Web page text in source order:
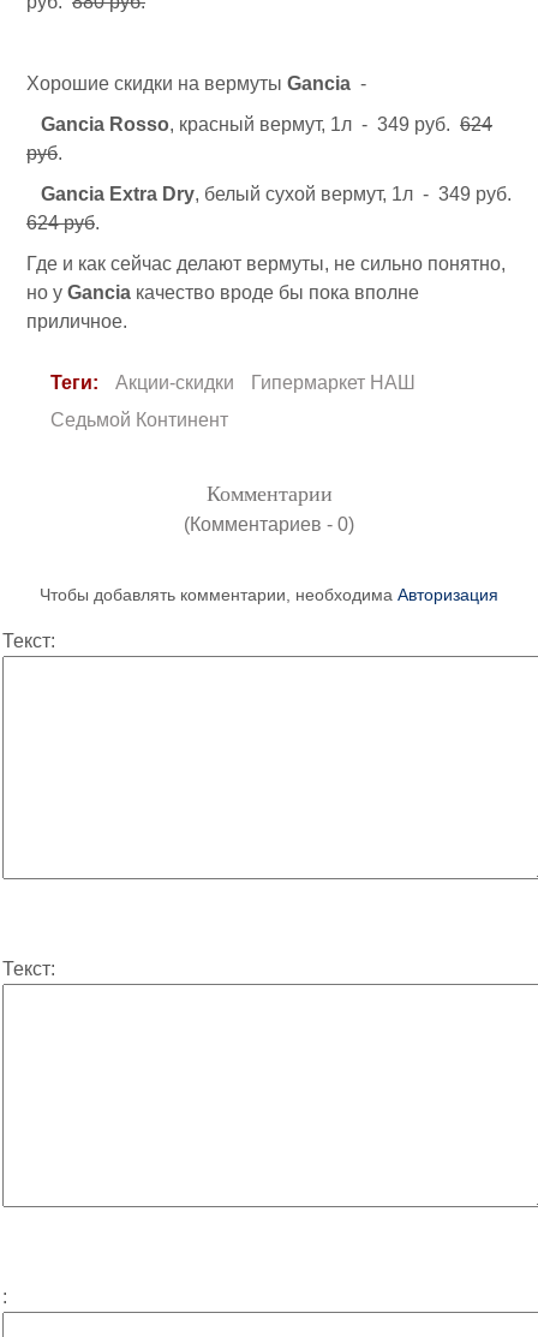
Хорошие скидки на вермуты Gancia -
Gancia Rosso, красный вермут, 1л - 349 руб. 624
руб.
Gancia Extra Dry, белый сухой вермут, 1л - 349 руб.
624 руб.
Где и как сейчас делают вермуты, не сильно понятно,
но у Gancia качество вроде бы пока вполне
приличное.
Теги: Акции-скидки
Гипермаркет НАШ
Седьмой Континент
Комментарии
(Комментариев - 0)
Чтобы добавлять комментарии, необходима Авторизация
Текст:
Текст:
: